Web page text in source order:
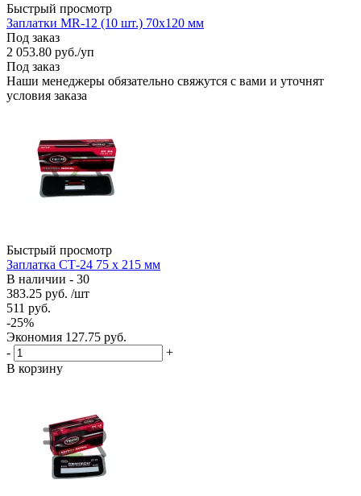
Быстрый просмотр
Заплатки MR-12 (10 шт.) 70х120 мм
Под заказ
2 053.80 руб./уп
Под заказ
Наши менеджеры обязательно свяжутся с вами и уточнят
условия заказа
Быстрый просмотр
Заплатка СТ-24 75 х 215 мм
В наличии - 30
383.25 руб. /шт
511 руб.
-25%
Экономия 127.75 руб.
-
+
В корзину